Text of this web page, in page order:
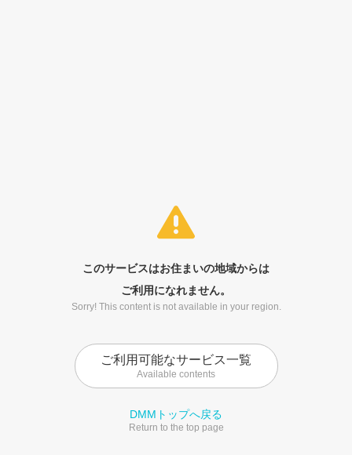
このサービスはお住まいの地域からは
ご利用になれません。
Sorry! This content is not available in your region.
ご利用可能なサービス一覧
Available contents
DMMトップへ戻る
Return to the top page